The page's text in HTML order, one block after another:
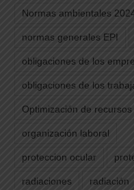
Normas ambientales
normas generales EPI
obligaciones de los
obligaciones de los
Optimización de recursos
organización laboral
proteccion ocular
radiaciones radiación